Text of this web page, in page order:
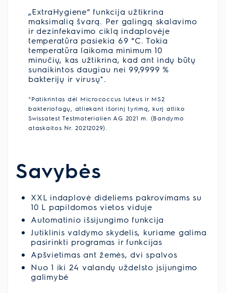
„ExtraHygiene“ funkcija užtikrina
maksimalią švarą. Per galingą skalavimo
ir dezinfekavimo ciklą indaplovėje
temperatūra pasiekia 69 °C. Tokia
temperatūra laikoma minimum 10
minučių, kas užtikrina, kad ant indų būtų
sunaikintos daugiau nei 99,9999 %
bakterijų ir virusų*.
*Patikrintas dėl Micrococcus luteus ir MS2
bakteriofagų, atliekant išorinį tyrimą, kurį atliko
Swissatest Testmaterialien AG 2021 m. (Bandymo
ataskaitos Nr. 20212029).
Savybės
XXL indaplovė dideliems pakrovimams su
10 L papildomos vietos viduje
Automatinio išsijungimo funkcija
Jutiklinis valdymo skydelis, kuriame galima
pasirinkti programas ir funkcijas
Apšvietimas ant žemės, dvi spalvos
Nuo 1 iki 24 valandų uždelsto įsijungimo
galimybė